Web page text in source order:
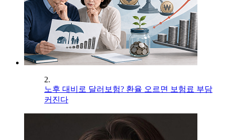
2.
노후 대비로 달러보험? 환율 오르면 보험료 부담
커진다